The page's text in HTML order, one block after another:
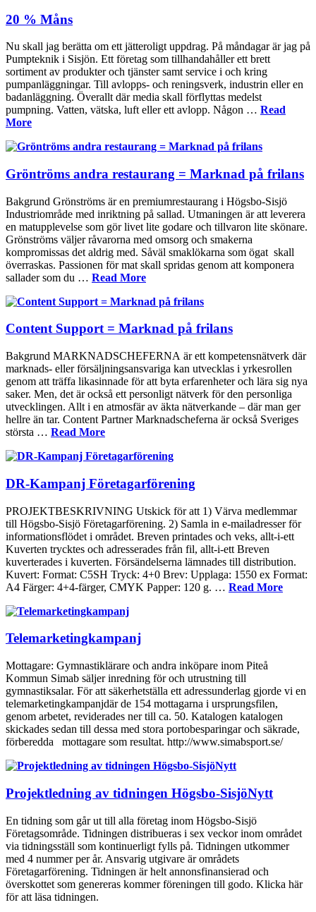
20 % Måns
Nu skall jag berätta om ett jätteroligt uppdrag. På måndagar är jag på
Pumpteknik i Sisjön. Ett företag som tillhandahåller ett brett
sortiment av produkter och tjänster samt service i och kring
pumpanläggningar. Till avlopps- och reningsverk, industrin eller en
badanläggning. Överallt där media skall förflyttas medelst
pumpning. Vatten, vätska, luft eller ett avlopp. Någon … Read
More
Gröntröms andra restaurang = Marknad på frilans
Bakgrund Grönströms är en premiumrestaurang i Högsbo-Sisjö
Industriområde med inriktning på sallad. Utmaningen är att leverera
en matupplevelse som gör livet lite godare och tillvaron lite skönare.
Grönströms väljer råvarorna med omsorg och smakerna
kompromissas det aldrig med. Såväl smaklökarna som ögat skall
överraskas. Passionen för mat skall spridas genom att komponera
sallader som du … Read More
Content Support = Marknad på frilans
Bakgrund MARKNADSCHEFERNA är ett kompetensnätverk där
marknads- eller försäljningsansvariga kan utvecklas i yrkesrollen
genom att träffa likasinnade för att byta erfarenheter och lära sig nya
saker. Men, det är också ett personligt nätverk för den personliga
utvecklingen. Allt i en atmosfär av äkta nätverkande – där man ger
hellre än tar. Content Partner Marknadscheferna är också Sveriges
största … Read More
DR-Kampanj Företagarförening
PROJEKTBESKRIVNING Utskick för att 1) Värva medlemmar
till Högsbo-Sisjö Företagarförening. 2) Samla in e-mailadresser för
informationsflödet i området. Breven printades och veks, allt-i-ett
Kuverten trycktes och adresserades från fil, allt-i-ett Breven
kuverterades i kuverten. Försändelserna lämnades till distribution.
Kuvert: Format: C5SH Tryck: 4+0 Brev: Upplaga: 1550 ex Format:
A4 Färger: 4+4-färger, CMYK Papper: 120 g. … Read More
Telemarketingkampanj
Mottagare: Gymnastiklärare och andra inköpare inom Piteå
Kommun Simab säljer inredning för och utrustning till
gymnastiksalar. För att säkerhetställa ett adressunderlag gjorde vi en
telemarketingkampanjdär de 154 mottagarna i ursprungsfilen,
genom arbetet, reviderades ner till ca. 50. Katalogen katalogen
skickades sedan till dessa med stora portobesparingar och säkrade,
förberedda mottagare som resultat. http://www.simabsport.se/
Projektledning av tidningen Högsbo-SisjöNytt
En tidning som går ut till alla företag inom Högsbo-Sisjö
Företagsområde. Tidningen distribueras i sex veckor inom området
via tidningsställ som kontinuerligt fylls på. Tidningen utkommer
med 4 nummer per år. Ansvarig utgivare är områdets
Företagarförening. Tidningen är helt annonsfinansierad och
överskottet som genereras kommer föreningen till godo. Klicka här
för att läsa tidningen.